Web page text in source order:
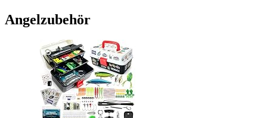
Angelzubehör